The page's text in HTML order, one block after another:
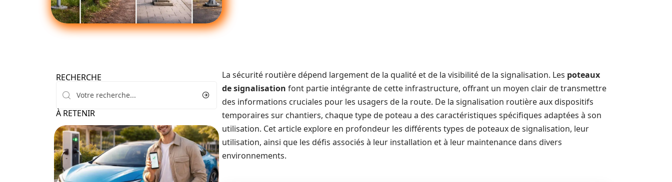
RECHERCHE
À RETENIR
Assurance
La sécurité routière dépend largement de la qualité et de la visibilité de la signalisation. Les poteaux
de signalisation font partie intégrante de cette infrastructure, offrant un moyen clair de transmettre
des informations cruciales pour les usagers de la route. De la signalisation routière aux dispositifs
temporaires sur chantiers, chaque type de poteau a des caractéristiques spécifiques adaptées à son
utilisation. Cet article explore en profondeur les différents types de poteaux de signalisation, leur
utilisation, ainsi que les défis associés à leur installation et à leur maintenance dans divers
environnements.